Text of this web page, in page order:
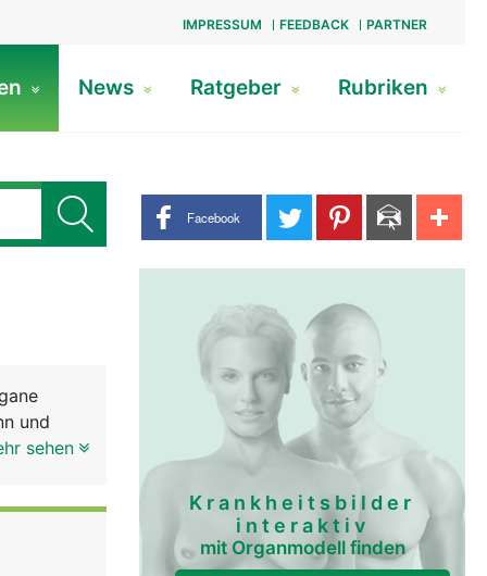
IMPRESSUM FEEDBACK PARTNER
News Ratgeber Rubriken
Share buttons
Facebook
und
der Frau.
sehen
Krankheitsbilder
interaktiv
mit Organmodell finden